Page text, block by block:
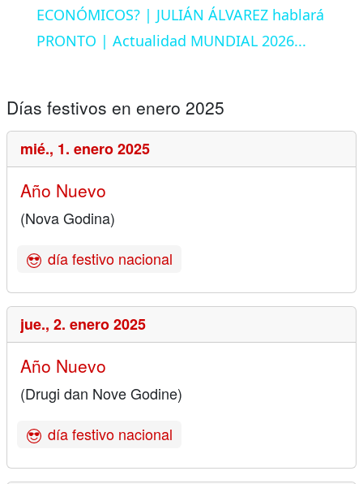
ECONÓMICOS? | JULIÁN ÁLVAREZ hablará
PRONTO | Actualidad MUNDIAL 2026...
Días festivos en enero 2025
mié., 1. enero 2025
Año Nuevo
(Nova Godina)
día festivo nacional
jue., 2. enero 2025
Año Nuevo
(Drugi dan Nove Godine)
día festivo nacional